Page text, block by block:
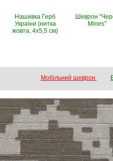
Нашивка Герб
України (нитка
жовта, 4х5,5 см)
Шеврон
Mines"
Мобільний шеврон